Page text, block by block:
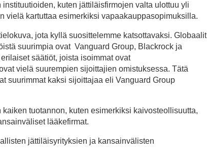
kuten jättiläisfirmojen valta ulottuu yli
vielä kartuttaa esimerkiksi vapaakauppasopimuksilla.
jota kyllä suosittelemme katsottavaksi. Globaalit
suurimpia ovat Vanguard Group, Blackrock ja
säätiöt, joista isoimmat ovat
vielä suurempien sijoittajien omistuksessa. Tätä
suurimmat kaksi sijoittajaa eli Vanguard Group
tuotannon, kuten esimerkiksi kaivosteollisuutta,
lääkefirmat.
jättiläisyrityksien ja kansainvälisten